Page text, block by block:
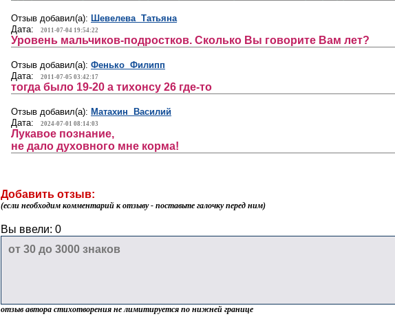
Отзыв добавил(а): Шевелева Татьяна
Дата:
2011-07-04 19:54:22
Уровень мальчиков-подростков. Сколько Вы говорите Вам лет?
Отзыв добавил(а): Фенько Филипп
Дата:
2011-07-05 03:42:17
тогда было 19-20 а тихонсу 26 где-то
Отзыв добавил(а): Матахин Василий
Дата:
2024-07-01 08:14:03
Лукавое познание,
не дало духовного мне корма!
Добавить отзыв:
(если необходим комментарий к отзыву - поставьте галочку перед ним)
Вы ввели: 0
отзыв автора стихотворения не лимитируется по нижней границе